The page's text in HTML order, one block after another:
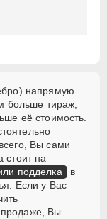
напрямую
больше тираж,
её стоимость.
Вы сами
стоит на
подделка в
Если у Вас
Вы